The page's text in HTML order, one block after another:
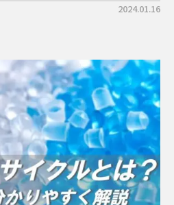
2024.01.16